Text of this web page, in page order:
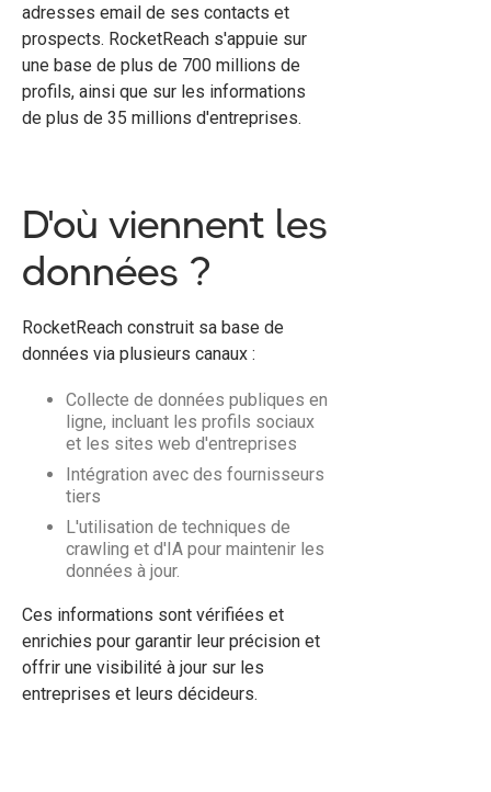
adresses email de ses contacts et
prospects. RocketReach s'appuie sur
une base de plus de 700 millions de
profils, ainsi que sur les informations
de plus de 35 millions d'entreprises.
D'où viennent les
données ?
RocketReach construit sa base de
données via plusieurs canaux :
Collecte de données publiques en
ligne, incluant les profils sociaux
et les sites web d'entreprises
Intégration avec des fournisseurs
tiers
L'utilisation de techniques de
crawling et d'IA pour maintenir les
données à jour.
Ces informations sont vérifiées et
enrichies pour garantir leur précision et
offrir une visibilité à jour sur les
entreprises et leurs décideurs.